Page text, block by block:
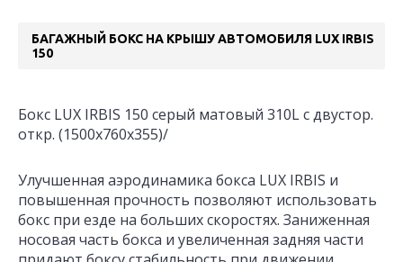
БАГАЖНЫЙ БОКС НА КРЫШУ АВТОМОБИЛЯ LUX IRBIS
150
Бокс LUX IRBIS 150 серый матовый 310L с двустор.
откр. (1500х760х355)/
Улучшенная аэродинамика бокса LUX IRBIS и
повышенная прочность позволяют использовать
бокс при езде на больших скоростях. Заниженная
носовая часть бокса и увеличенная задняя части